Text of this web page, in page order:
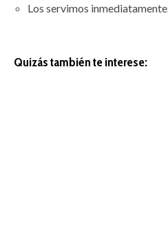
Los servimos inmediatamente.
Quizás también te interese: